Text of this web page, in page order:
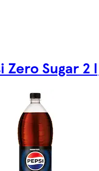
Zero Sugar 2 l